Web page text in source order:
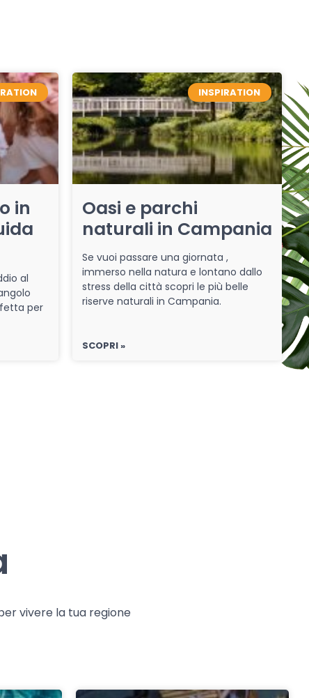
in
al
per
INSPIRATION
Oasi e parchi
naturali in Campania
Se vuoi passare una giornata ,
immerso nella natura e lontano dallo
stress della città scopri le più belle
riserve naturali in Campania.
SCOPRI »
vivere la tua regione